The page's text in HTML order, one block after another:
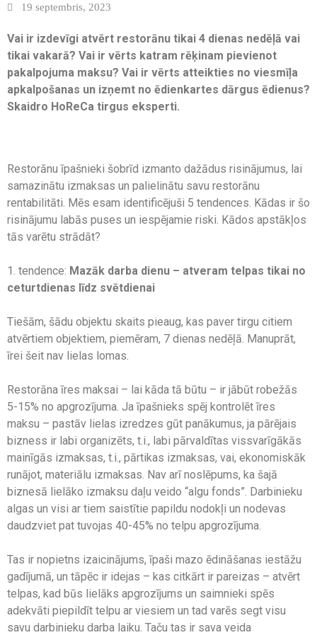
19 septembris, 2023
Vai ir izdevīgi atvērt restorānu tikai 4 dienas nedēļā vai
tikai vakarā? Vai ir vērts katram rēķinam pievienot
pakalpojuma maksu? Vai ir vērts atteikties no viesmīļa
apkalpošanas un izņemt no ēdienkartes dārgus ēdienus?
Skaidro HoReCa tirgus eksperti.
Restorānu īpašnieki šobrīd izmanto dažādus risinājumus, lai
samazinātu izmaksas un palielinātu savu restorānu
rentabilitāti. Mēs esam identificējuši 5 tendences. Kādas ir šo
risinājumu labās puses un iespējamie riski. Kādos apstākļos
tās varētu strādāt?
1. tendence: Mazāk darba dienu – atveram telpas tikai no
ceturtdienas līdz svētdienai
Tiešām, šādu objektu skaits pieaug, kas paver tirgu citiem
atvērtiem objektiem, piemēram, 7 dienas nedēļā. Manuprāt,
īrei šeit nav lielas lomas.
Restorāna īres maksai – lai kāda tā būtu – ir jābūt robežās
5-15% no apgrozījuma. Ja īpašnieks spēj kontrolēt īres
maksu – pastāv lielas izredzes gūt panākumus, ja pārējais
bizness ir labi organizēts, t.i., labi pārvaldītas vissvarīgākās
mainīgās izmaksas, t.i., pārtikas izmaksas, vai, ekonomiskāk
runājot, materiālu izmaksas. Nav arī noslēpums, ka šajā
biznesā lielāko izmaksu daļu veido “algu fonds”. Darbinieku
algas un visi ar tiem saistītie papildu nodokļi un nodevas
daudzviet pat tuvojas 40-45% no telpu apgrozījuma.
Tas ir nopietns izaicinājums, īpaši mazo ēdināšanas iestāžu
gadījumā, un tāpēc ir idejas – kas citkārt ir pareizas – atvērt
telpas, kad būs lielāks apgrozījums un saimnieki spēs
adekvāti piepildīt telpu ar viesiem un tad varēs segt visu
savu darbinieku darba laiku. Taču tas ir sava veida